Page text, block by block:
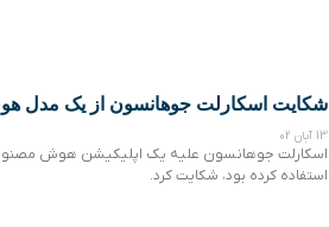
شکایت اسکارلت جوهانسون از یک مدل
13 آبان 02
اسکارلت جوهانسون علیه یک اپلیکیشن هوش مصنوعی
استفاده کرده بود، شکایت کرد.